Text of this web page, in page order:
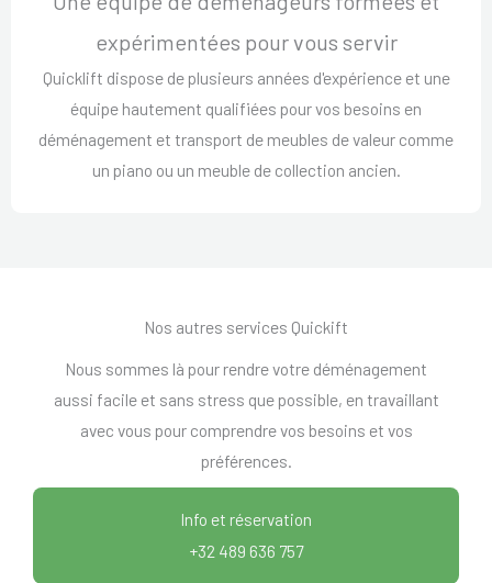
expérimentées pour vous servir
Quicklift dispose de plusieurs années d'expérience et une
équipe hautement qualifiées pour vos besoins en
déménagement et transport de meubles de valeur comme
un piano ou un meuble de collection ancien.
Nos autres services Quickift
Nous sommes là pour rendre votre déménagement
aussi facile et sans stress que possible, en travaillant
avec vous pour comprendre vos besoins et vos
préférences.
Info et réservation
+32 489 636 757